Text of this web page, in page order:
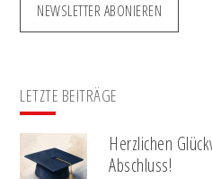
NEWSLETTER ABONIEREN
LETZTE BEITRÄGE
Herzlichen
Abschluss!